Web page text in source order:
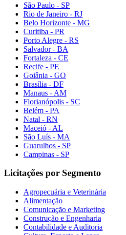
São Paulo - SP
Rio de Janeiro - RJ
Belo Horizonte - MG
Curitiba - PR
Porto Alegre - RS
Salvador - BA
Fortaleza - CE
Recife - PE
Goiânia - GO
Brasília - DF
Manaus - AM
Florianópolis - SC
Belém - PA
Natal - RN
Maceió - AL
São Luís - MA
Guarulhos - SP
Campinas - SP
Licitações por Segmento
Agropecuária e Veterinária
Alimentação
Comunicação e Marketing
Construção e Engenharia
Contabilidade e Auditoria